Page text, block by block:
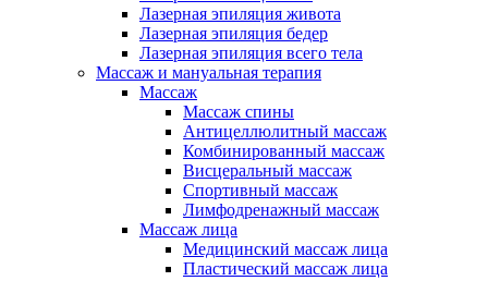
Лазерная эпиляция живота
Лазерная эпиляция бедер
Лазерная эпиляция всего тела
Массаж и мануальная терапия
Массаж
Массаж спины
Антицеллюлитный массаж
Комбинированный массаж
Висцеральный массаж
Спортивный массаж
Лимфодренажный массаж
Массаж лица
Медицинский массаж лица
Пластический массаж лица